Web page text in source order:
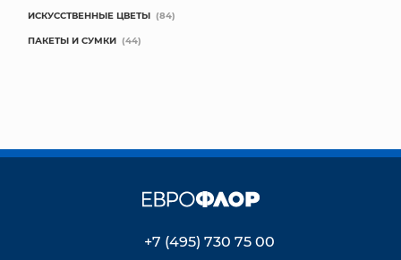
ИСКУССТВЕННЫЕ ЦВЕТЫ (84)
ПАКЕТЫ И СУМКИ (44)
+7 (495) 730 75 00